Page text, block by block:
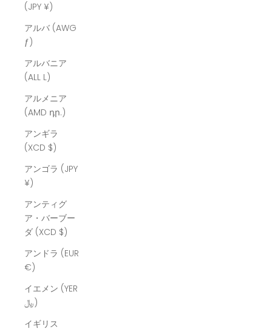
(JPY ¥)
アルバ (AWG
ƒ)
アルバニア
(ALL L)
アルメニア
(AMD դր.)
アンギラ
(XCD $)
アンゴラ (JPY
¥)
アンティグ
ア・バーブー
ダ (XCD $)
アンドラ (EUR
€)
イエメン (YER
﷼)
イギリス